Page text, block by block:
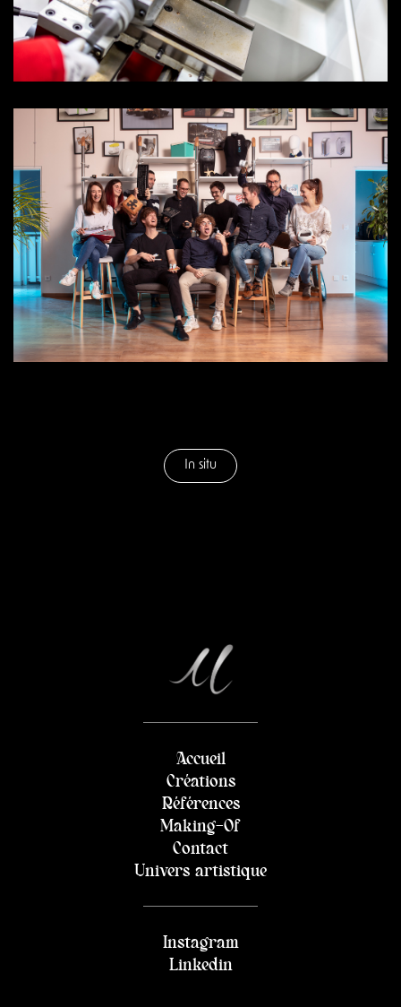
In situ
Accueil
Créations
Références
Making-Of
Contact
Univers artistique
Instagram
Linkedin